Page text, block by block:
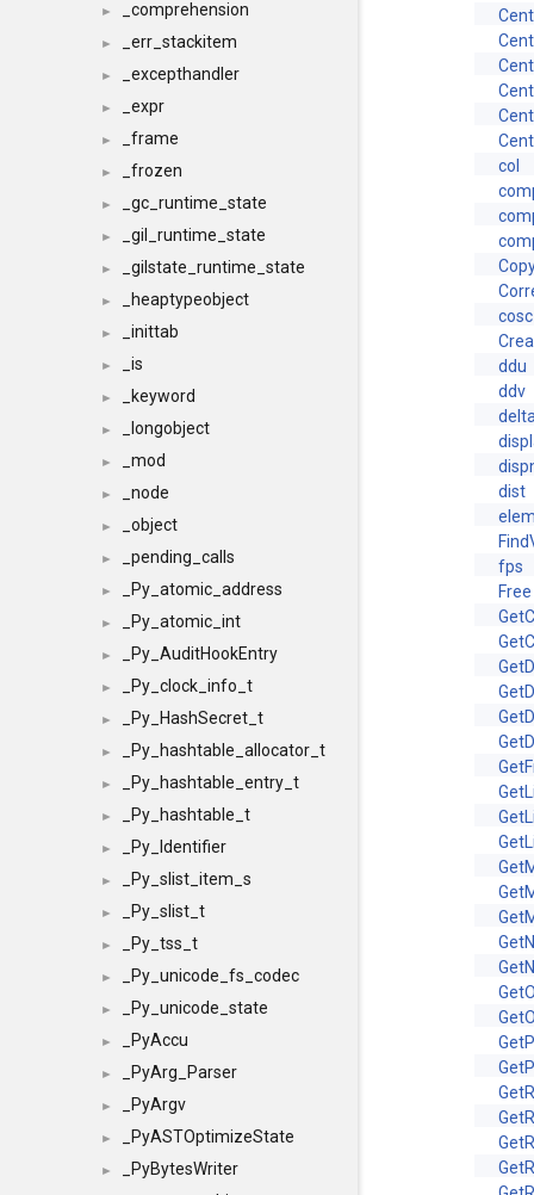
► _comprehension
► _err_stackitem
► _excepthandler
► _expr
► _frame
► _frozen
► _gc_runtime_state
► _gil_runtime_state
► _gilstate_runtime_state
► _heaptypeobject
► _inittab
► _is
► _keyword
► _longobject
► _mod
► _node
► _object
► _pending_calls
► _Py_atomic_address
► _Py_atomic_int
► _Py_AuditHookEntry
► _Py_clock_info_t
► _Py_HashSecret_t
► _Py_hashtable_allocator_t
► _Py_hashtable_entry_t
► _Py_hashtable_t
► _Py_Identifier
► _Py_slist_item_s
► _Py_slist_t
► _Py_tss_t
► _Py_unicode_fs_codec
► _Py_unicode_state
► _PyAccu
► _PyArg_Parser
► _PyArgv
► _PyASTOptimizeState
►
_PyBytesWriter
col
cosc
ddu
ddv
dist
fps
Free